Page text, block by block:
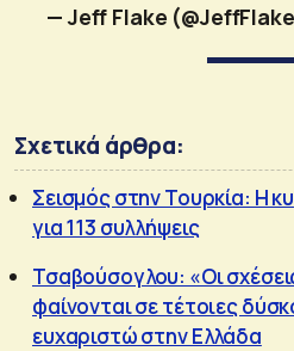
— Jeff Flake
Σχετικά άρθρα:
Σεισμός στην Τουρκία: Η
για 113 συλλήψεις
Τσαβούσογλου: «Οι
φαίνονται σε τέτοιες
ευχαριστώ στην Ελλάδα